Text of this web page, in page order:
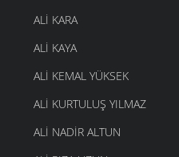
ALI KARA
ALI KAYA
ALI KEMAL YÜKSEK
ALI KURTULUŞ YILMAZ
ALI NADIR ALTUN